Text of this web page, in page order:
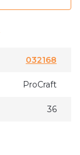
032168
ProCraft
36